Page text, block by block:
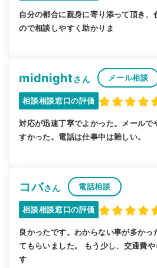
自分の都合に親身に寄り添って頂き、
ので相談しやすく助かりま
midnightさん メール相談
相談相談窓口の評価
対応が迅速丁寧でよかった。メールで
すかった。電話は仕事中は難しい。
コバさん 電話相談
相談相談窓口の評価
良かったです。わからない事が多かっ
てもらいました。 もう少し、交通費
す